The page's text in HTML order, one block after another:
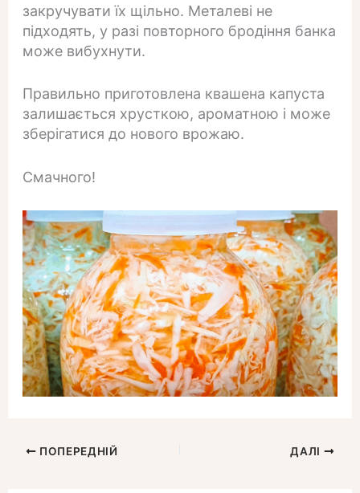
закручувати їх щільно. Металеві не
підходять, у разі повторного бродіння банка
може вибухнути.
Правильно приготовлена квашена капуста
залишається хрусткою, ароматною і може
зберігатися до нового врожаю.
Смачного!
ПОПЕРЕДНІЙ ДАЛІ